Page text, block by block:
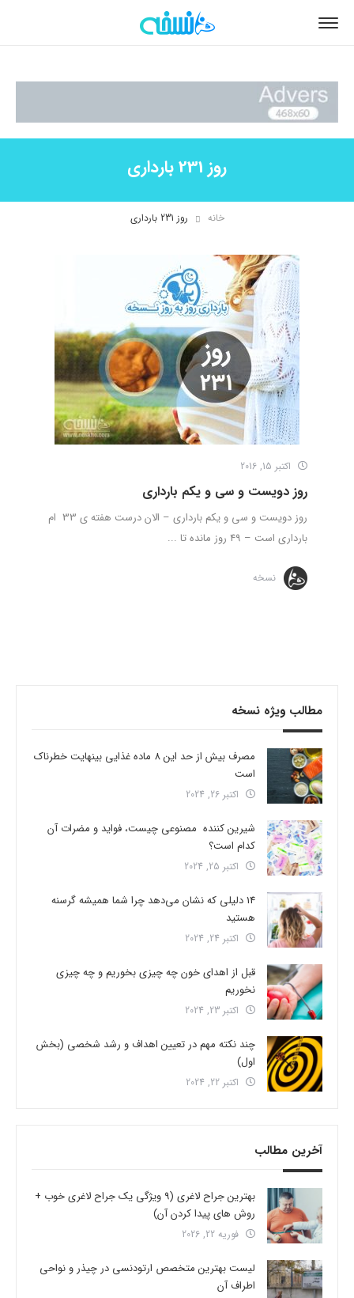
روز 231 بارداری
خانه روز 231 بارداری
اکتبر 15, 2016
روز دویست و سی و یکم بارداری
روز دویست و سی و یکم بارداری – الان درست هفته ی 33 ام
بارداری است – 49 روز مانده تا ...
نسخه
مطالب ویژه نسخه
مصرف بیش از حد این 8 ماده غذایی بینهایت خطرناک
است
اکتبر 26, 2024
شیرین کننده مصنوعی چیست، فواید و مضرات آن
کدام است؟
اکتبر 25, 2024
14 دلیلی که نشان می‌دهد چرا شما همیشه گرسنه
هستید
اکتبر 24, 2024
قبل از اهدای خون چه چیزی بخوریم و چه چیزی
نخوریم
اکتبر 23, 2024
چند نکته مهم در تعیین اهداف و رشد شخصی (بخش
اول)
اکتبر 22, 2024
آخرین مطالب
بهترین جراح لاغری (9 ویژگی یک جراح لاغری خوب +
روش های پیدا کردن آن)
فوریه 22, 2026
لیست بهترین متخصص ارتودنسی در چیذر و نواحی
اطراف آن